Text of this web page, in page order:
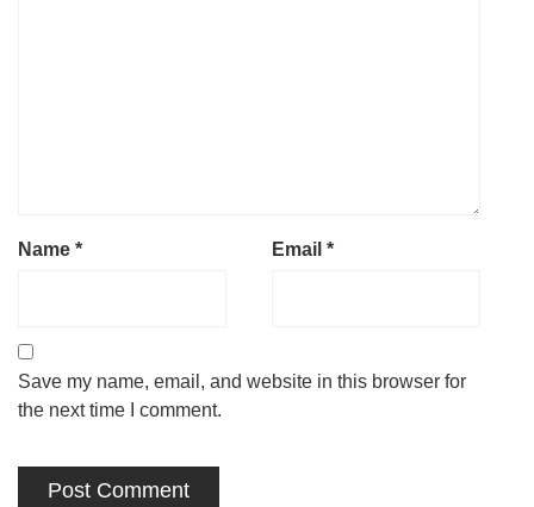
Name * Email*
Save my name, email, and website in this browser for
the next time I comment.